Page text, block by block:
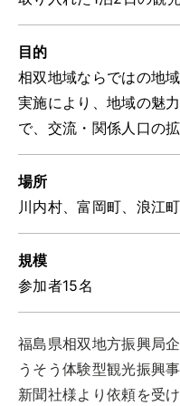
お問合せ
CATERING
ケータリング
トップ
実例一覧
お問合せ
法人・自治体様向け
トップ
目的
相双地域ならではの地
実施により、地域の魅
で、交流・関係人口の
場所
川内村、富岡町、浪江
規模
参加者15名
福島県相双地方振興局
うそう体験型観光振興
新聞社様より依頼を受